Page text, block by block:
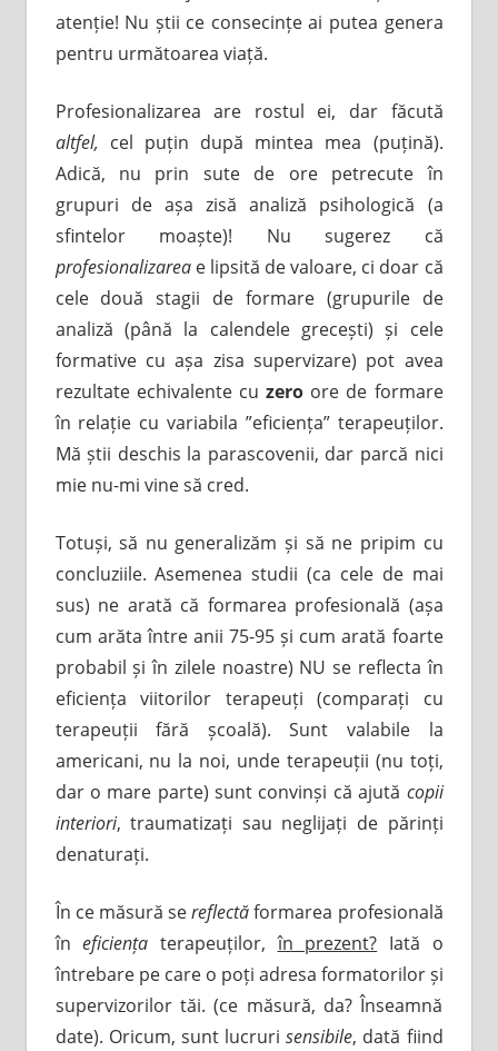
atenție! Nu știi ce consecințe ai putea genera
pentru următoarea viață.
Profesionalizarea are rostul ei, dar făcută
altfel, cel puțin după mintea mea (puțină).
Adică, nu prin sute de ore petrecute în
grupuri de așa zisă analiză psihologică (a
sfintelor moaște)! Nu sugerez că
profesionalizareae lipsită de valoare, ci doar că
cele două stagii de formare (grupurile de
analiză (până la calendele grecești) și cele
formative cu așa zisa supervizare) pot avea
rezultate echivalente cu zero ore de formare
în relație cu variabila ”eficiența” terapeuților.
Mă știi deschis la parascovenii, dar parcă nici
mie nu-mi vine să cred.
Totuși, să nu generalizăm și să ne pripim cu
concluziile. Asemenea studii (ca cele de mai
sus) ne arată că formarea profesională (așa
cum arăta între anii 75-95 și cum arată foarte
probabil și în zilele noastre) NU se reflecta în
eficiența viitorilor terapeuți (comparați cu
terapeuții fără școală). Sunt valabile la
americani, nu la noi, unde terapeuții (nu toți,
dar o mare parte) sunt convinși că ajută copii
interiori, traumatizați sau neglijați de părinți
denaturați.
În ce măsură sereflectăformarea profesională
îneficiența terapeuților,în prezent? Iată o
întrebare pe care o poți adresa formatorilor și
supervizorilor tăi. (ce măsură, da? Înseamnă
date). Oricum, sunt lucrurisensibile, dată fiind